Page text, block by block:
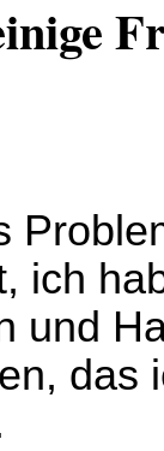
ich
und
das